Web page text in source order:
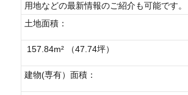
用地などの最新情報のご紹介も可能です。
土地面積：
157.84m² （47.74坪）
建物(専有）面積：